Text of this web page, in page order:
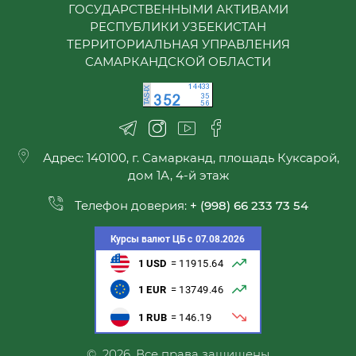
ГОСУДАРСТВЕННЫМИ АКТИВАМИ
РЕСПУБЛИКИ УЗБЕКИСТАН
ТЕРРИТОРИАЛЬНАЯ УПРАВЛЕНИЯ
САМАРКАНДСКОЙ ОБЛАСТИ
Адрес: 140100, г. Самарканд, площадь Куксарой,
дом 1А, 4-й этаж
Телефон доверия: + (998) 66 233 73 54